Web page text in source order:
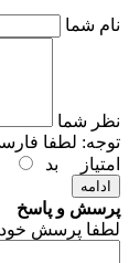
نام شما
نظر شما
توجه: لطفا
امتیاز
بد
ادامه
پرسش و پاسخ
لطفا پرسش خود